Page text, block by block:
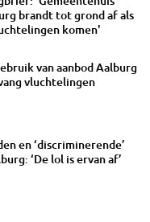
brandt tot grond af als
komen'
van aanbod Aalburg
vluchtelingen
en ‘discriminerende’
‘De lol is ervan af’